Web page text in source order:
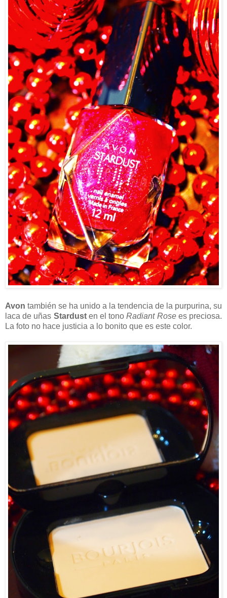
Avon también se ha unido a la tendencia de la purpurina, su
laca de uñas Stardust en el tonoRadiant Rosees preciosa.
La foto no hace justicia a lo bonito que es este color.